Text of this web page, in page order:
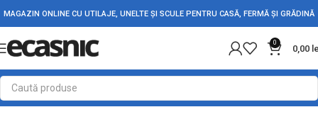
MAGAZIN ONLINE CU UTILAJE, UNELTE ȘI SCULE PENTRU CASĂ, FERMĂ ȘI GRĂDINĂ
0
0,00
Prima pagină Casă Accesorii Motoare-Pompe Carbuni Perii Colectoare